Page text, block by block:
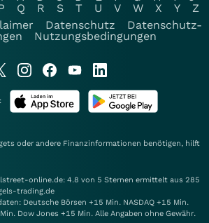
Q R S T U V W X Y
Z
Datenschutz
Datenschutz-
Nutzungsbedingungen
oder andere Finanzinformationen benötigen, hilft
online.de: 4.8 von 5 Sternen ermittelt aus 285
trading.de
Deutsche Börsen +15 Min. NASDAQ +15 Min.
Dow Jones +15 Min. Alle Angaben ohne Gewähr.